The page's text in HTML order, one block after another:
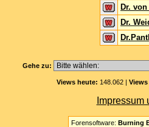
Dr.
Dr.
Gehe zu:
Views heute: 148.062 |
Forensoftware: Burning